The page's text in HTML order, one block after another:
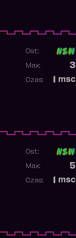
Ost:
3
Max:
msc
Czas:
Ost:
5
Max:
msc
Czas: